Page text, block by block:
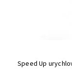
Speed Up